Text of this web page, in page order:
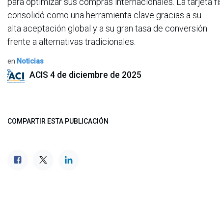
consolidó como una herramienta clave gracias a su
alta aceptación global y a su gran tasa de conversión
frente a alternativas tradicionales.
en Noticias
ACIS 4 de diciembre de 2025
COMPARTIR ESTA PUBLICACIÓN